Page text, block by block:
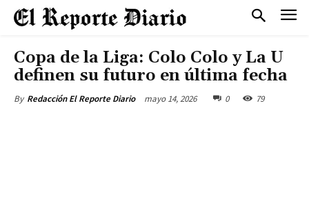
Copa de la Liga: Colo Colo y La U
definen su futuro en última fecha
By Redacción El Reporte Diario mayo 14, 2026 0 79